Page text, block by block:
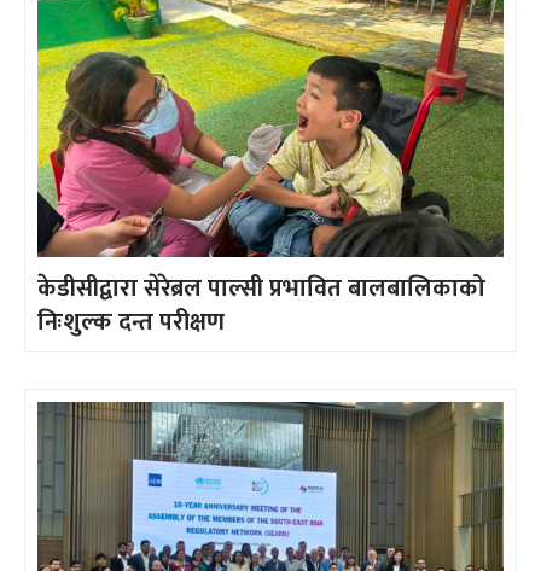
केडीसीद्वारा सेरेब्रल पाल्सी प्रभावित बालबालिकाको
निःशुल्क दन्त परीक्षण